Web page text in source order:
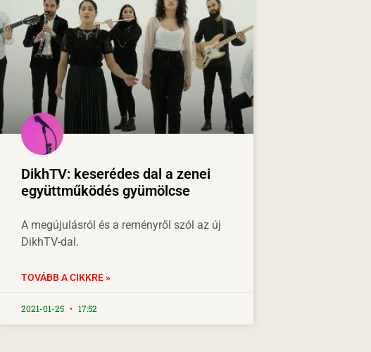
DikhTV: keserédes dal a zenei
együttműködés gyümölcse
A megújulásról és a reményről szól az új
DikhTV-dal.
TOVÁBB A CIKKRE »
2021-01-25 17:52